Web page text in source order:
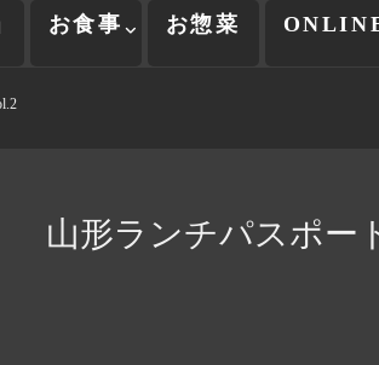
お食事 お惣菜
山形ランチパスポ